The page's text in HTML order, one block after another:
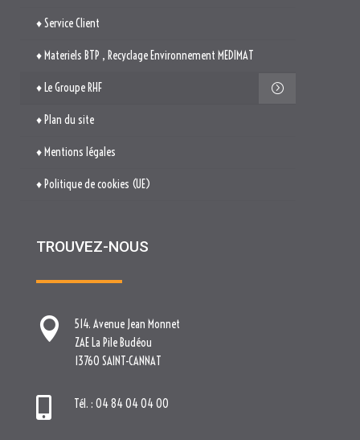
♦ Service Client
♦ Materiels BTP , Recyclage Environnement MEDIMAT
♦ Le Groupe RHF
♦ Plan du site
♦ Mentions légales
♦ Politique de cookies (UE)
TROUVEZ-NOUS

514. Avenue Jean Monnet
ZAE La Pile Budéou
13760 SAINT-CANNAT
 Tél. : 04 84 04 04 00